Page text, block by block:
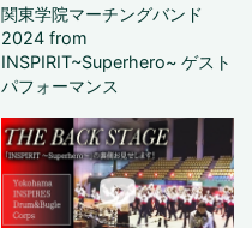
関東学院マーチングバンド
2024 from
INSPIRIT~Superhero~ ゲスト
パフォーマンス